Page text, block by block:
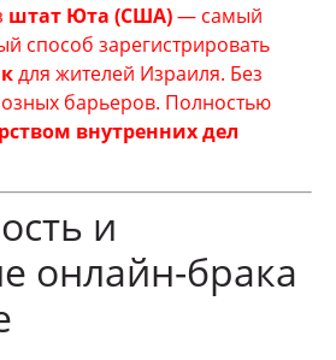
штат Юта (США)— самый
способ зарегистрировать
для жителей Израиля. Без
барьеров. Полностью
внутренних дел
и
онлайн-брака